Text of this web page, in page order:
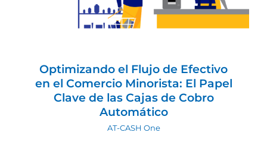
las Cajas de Cobro Automático
AT-CASH One
Optimizando el Flujo de Efectivo
en el Comercio Minorista: El Papel
Clave de las Cajas de Cobro
Automático
AT-CASH One